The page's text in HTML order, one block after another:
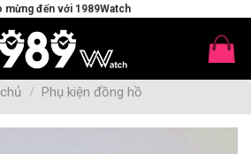
mừng đến với 1989Watch
/ Phụ kiện đồng hồ